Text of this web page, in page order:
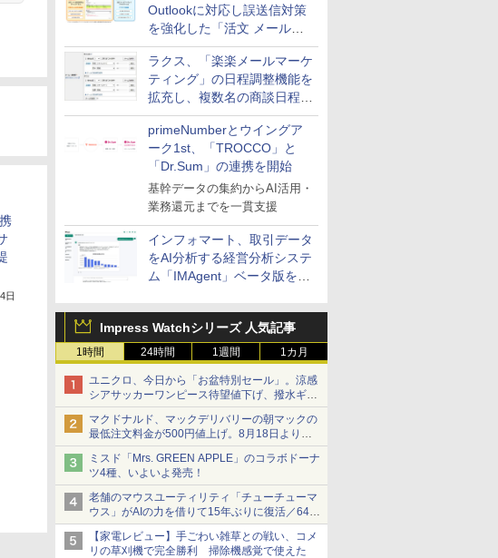
Outlookに対応し誤送信対策
を強化した「活文 メール誤
送信防止アドインサービス」
を提供
ラクス、「楽楽メールマーケ
ティング」の日程調整機能を
拡充し、複数名の商談日程調
整を効率化
primeNumberとウイングア
ーク1st、「TROCCO」と
「Dr.Sum」の連携を開始
基幹データの集約からAI活用・
業務還元までを一貫支援
インフォマート、取引データ
をAI分析する経営分析システ
ム「IMAgent」ベータ版を提
Impress Watchシリーズ 人気記事
1時間 24時間 1週間 1カ月
ユニクロ、今日から「お盆特別セール」。涼感
シアサッカーワンピース待望値下げ、撥水ギア
ショーツは1990円に
マクドナルド、マックデリバリーの朝マックの
最低注文料金が500円値上げ。8月18日より
1,500円から受付
ミスド「Mrs. GREEN APPLE」のコラボドーナ
ツ4種、いよいよ発売！
老舗のマウスユーティリティ「チューチューマ
ウス」がAIの力を借りて15年ぶりに復活／64bit
化、Windows 10/11、「Chrome」も走り回
る。復活記念で2026年末まで500円
【家電レビュー】手ごわい雑草との戦い、コメ
リの草刈機で完全勝利 掃除機感覚で使えた
日